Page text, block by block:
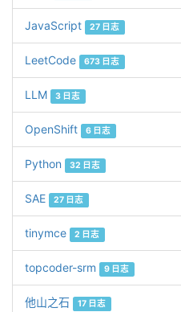
JavaScript 27 日志
LeetCode 673 日志
LLM 3 日志
OpenShift 6 日志
Python 32 日志
SAE 27 日志
tinymce 2 日志
topcoder-srm 9 日志
他山之石 17 日志